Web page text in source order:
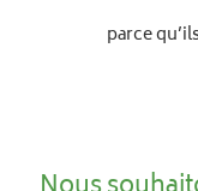
parce